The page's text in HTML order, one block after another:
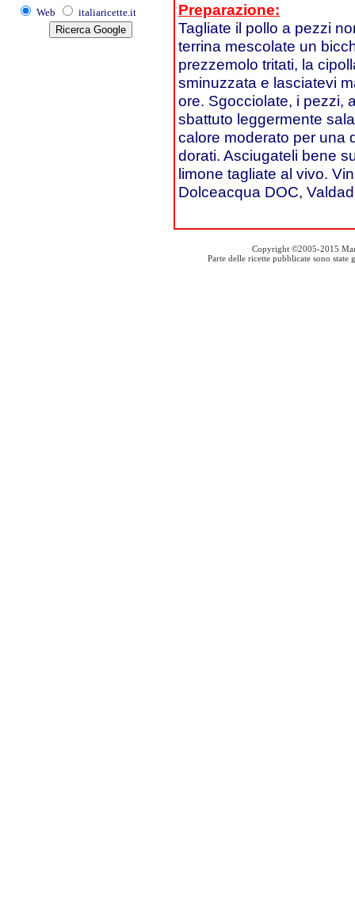
Web italiaricette.it
Preparazione:
Tagliate il pollo a pezzi
terrina mescolate un
prezzemolo tritati, la
sminuzzata e lasciatevi
ore. Sgocciolate, i pezzi,
sbattuto leggermente
calore moderato per una
dorati. Asciugateli bene
limone tagliate al vivo.
Dolceacqua DOC,
Copyright ©2005-2015
Parte delle ricette pubblicate sono state